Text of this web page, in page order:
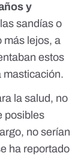
y
sandías o
más lejos, a
estos
masticación.
la salud, no
posibles
no serían
ha reportado